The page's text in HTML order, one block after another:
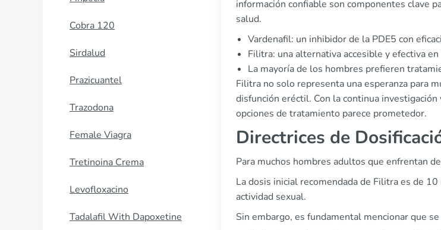
Cobra 120
Sirdalud
Prazicuantel
Trazodona
Female Viagra
Tretinoina Crema
Levofloxacino
Tadalafil With Dapoxetine
información confiable son componentes clave
salud.
Vardenafil: un inhibidor de la PDE5 con
Filitra: una alternativa accesible y efectiva
La mayoría de los hombres prefieren
Filitra no solo representa una esperanza para
disfunción eréctil. Con la continua
opciones de tratamiento parece prometedor.
Directrices de
Para muchos hombres adultos que enfrentan
La dosis inicial recomendada de Filitra es de
actividad sexual.
Sin embargo, es fundamental mencionar que